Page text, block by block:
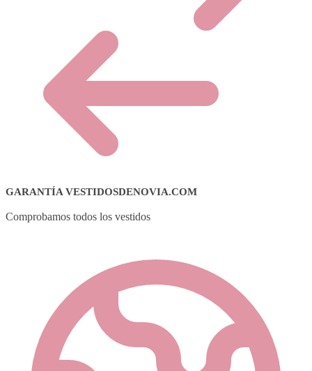
GARANTÍA VESTIDOSDENOVIA.COM
Comprobamos todos los vestidos